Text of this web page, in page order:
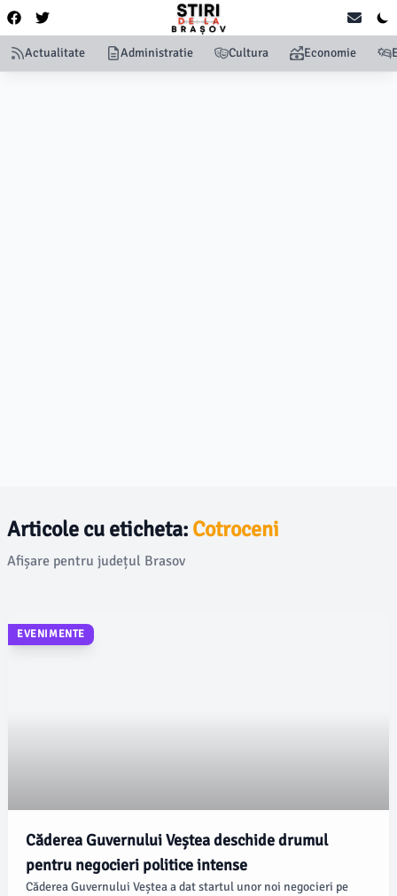
Actualitate Administratie Cultura Economie
Articole cu eticheta: Cotroceni
Afișare pentru județul Brasov
EVENIMENTE
Căderea Guvernului Veștea deschide drumul
pentru negocieri politice intense
Căderea Guvernului Veștea a dat startul unor noi negocieri pe